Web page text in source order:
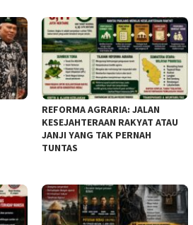
REFORMA AGRARIA: JALAN
KESEJAHTERAAN RAKYAT ATAU
JANJI YANG TAK PERNAH
TUNTAS